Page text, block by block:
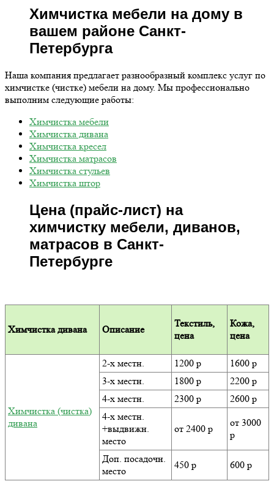
Химчистка мебели на дому в
вашем районе Санкт-
Петербурга
Наша компания предлагает разнообразный комплекс услуг по
химчистке (чистке) мебели на дому. Мы профессионально
выполним следующие работы:
Химчистка мебели
Химчистка дивана
Химчистка кресел
Химчистка матрасов
Химчистка стульев
Химчистка штор
Цена (прайс-лист) на
химчистку мебели, диванов,
матрасов в Санкт-
Петербурге
Химчистка дивана Описание
Текстиль,
цена
Кожа,
цена
Химчистка (чистка)
дивана
2-х местн. 1200 р
1600 р
3-х местн.
1800 р
2200 р
4-х местн.
2300 р
2600 р
4-х местн.
+выдвижн.
место
от 2400 р
от 3000
р
Доп. посадочн.
место
450 р 600 р